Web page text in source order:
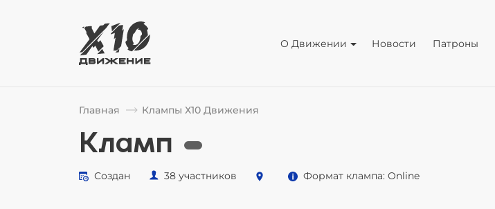
О Движении Новости Патроны
Главная Клампы Х10 Движения
Кламп
Создан 38 участников Формат клампа: Online